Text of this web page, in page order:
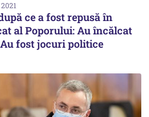
ce a fost repusă în
al Poporului: Au încălcat
fost jocuri politice